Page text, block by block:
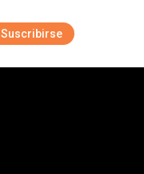
Suscribirse